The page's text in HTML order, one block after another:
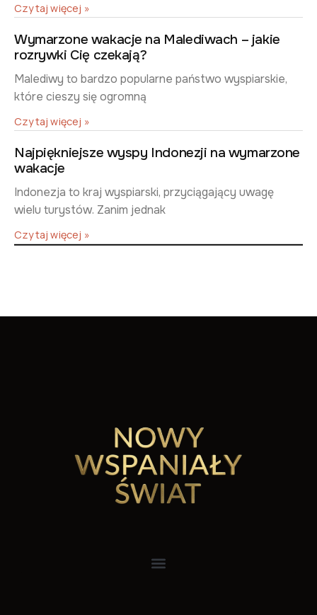
Czytaj więcej »
Wymarzone wakacje na Malediwach – jakie
rozrywki Cię czekają?
Malediwy to bardzo popularne państwo wyspiarskie,
które cieszy się ogromną
Czytaj więcej »
Najpiękniejsze wyspy Indonezji na wymarzone
wakacje
Indonezja to kraj wyspiarski, przyciągający uwagę
wielu turystów. Zanim jednak
Czytaj więcej »